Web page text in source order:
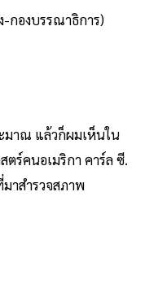
กองบรรณาธิการ)
มาณ แล้วก็ผมเห็นใน
ตร์คนอเมริกา คาร์ล ซี.
มาสำรวจสภาพ